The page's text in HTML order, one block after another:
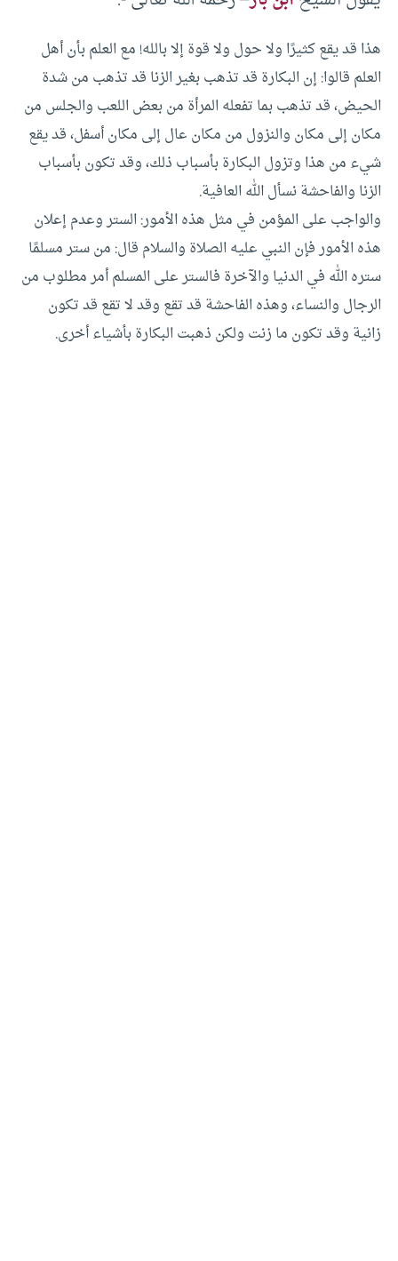
هذا قد يقع كثيرًا ولا حول ولا قوة إلا بالله! مع العلم بأن أهل
العلم قالوا: إن البكارة قد تذهب بغير الزنا قد تذهب من شدة
الحيض، قد تذهب بما تفعله المرأة من بعض اللعب والجلس من
مكان إلى مكان والنزول من مكان عال إلى مكان أسفل، قد يقع
شيء من هذا وتزول البكارة بأسباب ذلك، وقد تكون بأسباب
الزنا والفاحشة نسأل الله العافية.
والواجب على المؤمن في مثل هذه الأمور: الستر وعدم إعلان
هذه الأمور فإن النبي عليه الصلاة والسلام قال: من ستر مسلمًا
ستره الله في الدنيا والآخرة فالستر على المسلم أمر مطلوب من
الرجال والنساء، وهذه الفاحشة قد تقع وقد لا تقع قد تكون
زانية وقد تكون ما زنت ولكن ذهبت البكارة بأشياء أخرى.